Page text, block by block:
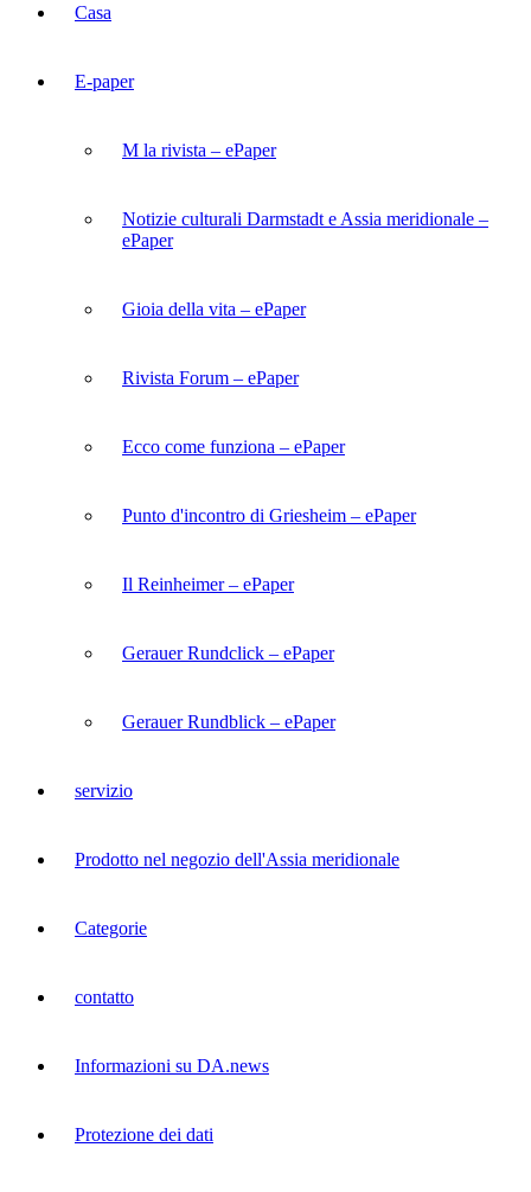
Casa
E-paper
M la rivista – ePaper
Notizie culturali Darmstadt e Assia meridionale –
ePaper
Gioia della vita – ePaper
Rivista Forum – ePaper
Ecco come funziona – ePaper
Punto d'incontro di Griesheim – ePaper
Il Reinheimer – ePaper
Gerauer Rundclick – ePaper
Gerauer Rundblick – ePaper
servizio
Prodotto nel negozio dell'Assia meridionale
Categorie
contatto
Informazioni su DA.news
Protezione dei dati